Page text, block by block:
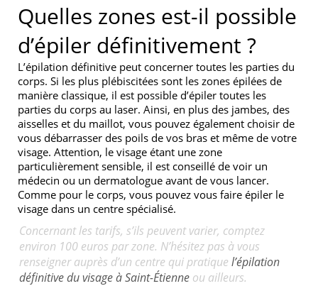
Quelles zones est-il possible
d’épiler définitivement ?
L’épilation définitive peut concerner toutes les parties du
corps. Si les plus plébiscitées sont les zones épilées de
manière classique, il est possible d’épiler toutes les
parties du corps au laser. Ainsi, en plus des jambes, des
aisselles et du maillot, vous pouvez également choisir de
vous débarrasser des poils de vos bras et même de votre
visage. Attention, le visage étant une zone
particulièrement sensible, il est conseillé de voir un
médecin ou un dermatologue avant de vous lancer.
Comme pour le corps, vous pouvez vous faire épiler le
visage dans un centre spécialisé.
Concernant les tarifs, s’ils peuvent varier, comptez
environ 100 euros par zone. N’hésitez pas à vous
renseigner auprès d’un centre qui pratique l’épilation
définitive du visage à Saint-Étienneou ailleurs.